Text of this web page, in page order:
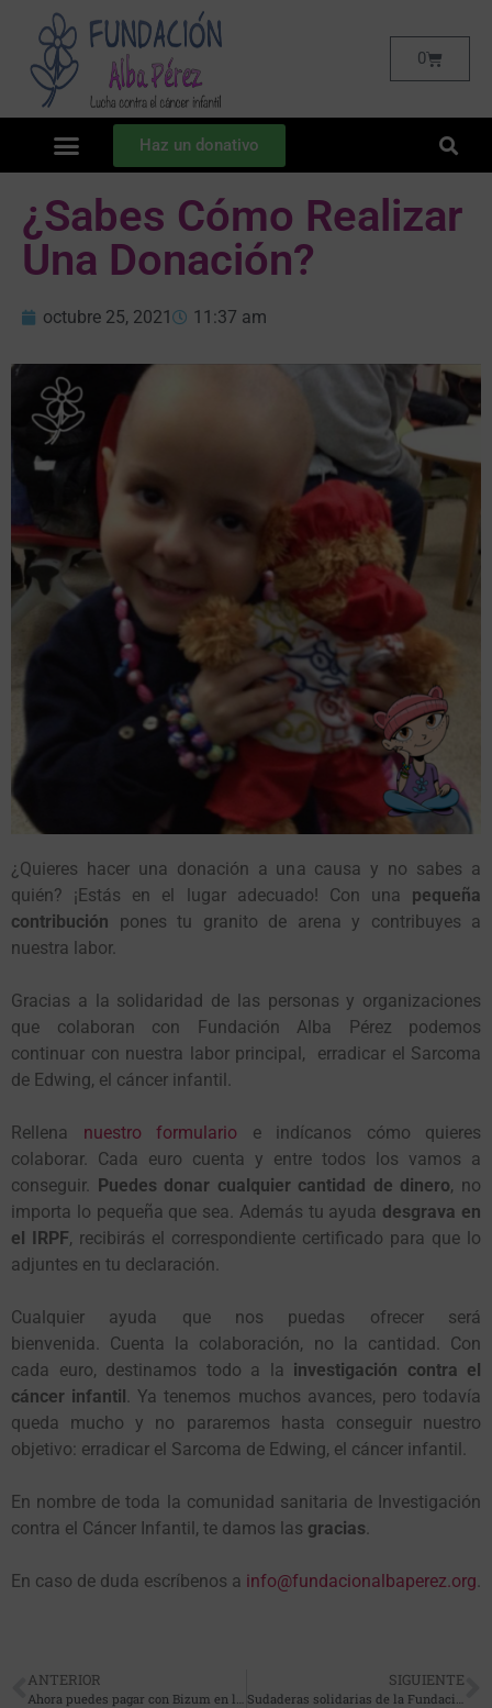
0
Haz un donativo
¿Sabes Cómo Realizar
Una Donación?
octubre 25, 2021 11:37 am
¿Quieres hacer una donación a una causa y no sabes a
quién? ¡Estás en el lugar adecuado! Con una pequeña
contribución pones tu granito de arena y contribuyes a
nuestra labor.
Gracias a la solidaridad de las personas y organizaciones
que colaboran con Fundación Alba Pérez podemos
continuar con nuestra labor principal, erradicar el Sarcoma
de Edwing, el cáncer infantil.
Rellena nuestro formulario e indícanos cómo quieres
colaborar. Cada euro cuenta y entre todos los vamos a
conseguir. Puedes donar cualquier cantidad de dinero, no
importa lo pequeña que sea. Además tu ayuda desgrava en
el IRPF, recibirás el correspondiente certificado para que lo
adjuntes en tu declaración.
Cualquier ayuda que nos puedas ofrecer será
bienvenida. Cuenta la colaboración, no la cantidad. Con
cada euro, destinamos todo a la investigación contra el
cáncer infantil. Ya tenemos muchos avances, pero todavía
queda mucho y no pararemos hasta conseguir nuestro
objetivo: erradicar el Sarcoma de Edwing, el cáncer infantil.
En nombre de toda la comunidad sanitaria de Investigación
contra el Cáncer Infantil, te damos las gracias.
En caso de duda escríbenos a info@fundacionalbaperez.org.
ANTERIOR
Ahora puedes pagar con Bizum en la tienda de Fundación Alba Pérez
SIGUIENTE
Sudaderas solidarias de la Fundación para este frío